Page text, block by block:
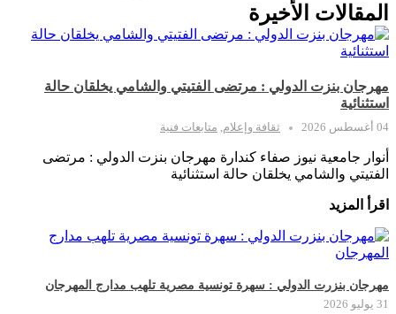
المقالات الأخيرة
مهرجان بنزت الدولي : مرتضى الفتيتي والشامي يخلقان حالة
استثنائية
04 أغسطس 2026 ثقافة وإعلام, متابعات فنية
أنوار جامعية نيوز صفاء كندارة مهرجان بنزت الدولي : مرتضى
الفتيتي والشامي يخلقان حالة استثنائية
اقرأ المزيد
مهرجان بنزرت الدولي : سهرة تونسية مصرية تلهب مدارج المهرجان
31 يوليو 2026